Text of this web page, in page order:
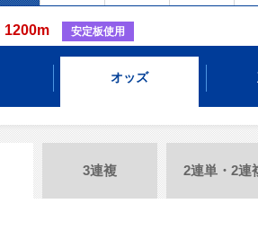
1200m 安定板使用
オッズ
3連複 2連単・2連